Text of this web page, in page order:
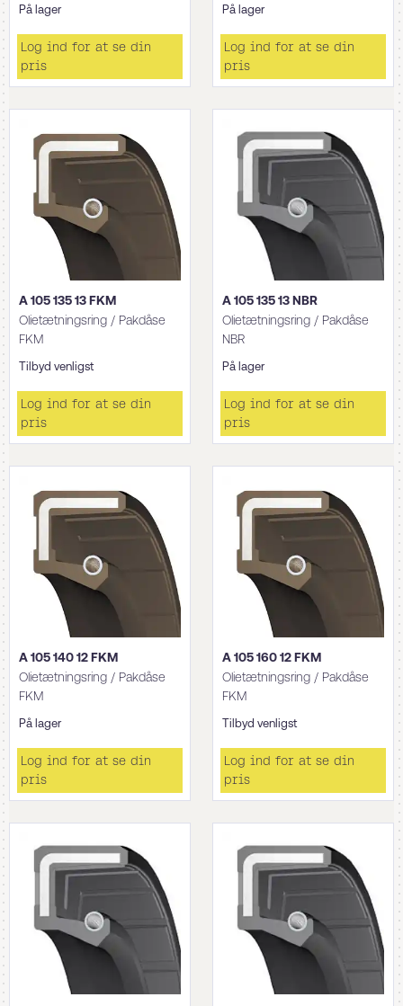
På lager
Log ind for at se din
pris
På lager
Log ind for at se din
pris
A 105 135 13 FKM
Olietætningsring / Pakdåse
FKM
Tilbyd venligst
Log ind for at se din
pris
A 105 135 13 NBR
Olietætningsring / Pakdåse
NBR
På lager
Log ind for at se din
pris
A 105 140 12 FKM
Olietætningsring / Pakdåse
FKM
På lager
Log ind for at se din
pris
A 105 160 12 FKM
Olietætningsring / Pakdåse
FKM
Tilbyd venligst
Log ind for at se din
pris